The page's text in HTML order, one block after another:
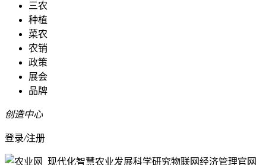
三农
种植
菜农
农销
政策
展会
品牌
创造中心
登录/注册